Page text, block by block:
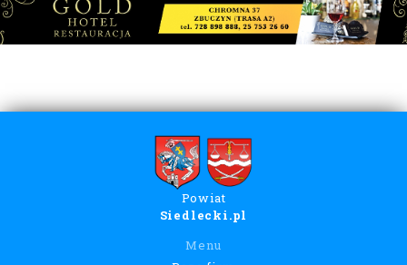
Powiat
Siedlecki.pl
Menu